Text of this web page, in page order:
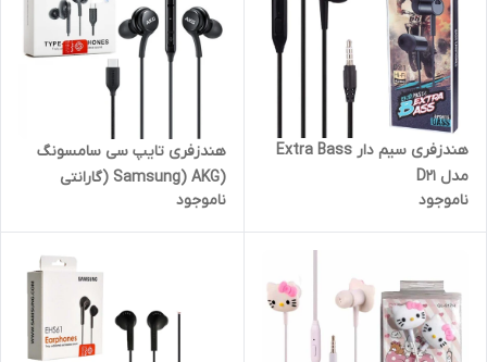
هندزفری سیم دار Extra Bass
مدل D21
ناموجود
هندزفری تایپ سی سامسونگ
(Samsung) AKG (گارانتی
پارتیان)
ناموجود